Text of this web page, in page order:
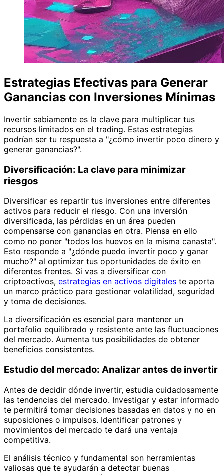
Estrategias Efectivas para Generar
Ganancias con Inversiones Mínimas
Invertir sabiamente es la clave para multiplicar tus
recursos limitados en el trading. Estas estrategias
podrían ser tu respuesta a "¿cómo invertir poco dinero y
generar ganancias?".
Diversificación: La clave para minimizar
riesgos
Diversificar es repartir tus inversiones entre diferentes
activos para reducir el riesgo. Con una inversión
diversificada, las pérdidas en un área pueden
compensarse con ganancias en otra. Piensa en ello
como no poner "todos los huevos en la misma canasta".
Esto responde a "¿dónde puedo invertir poco y ganar
mucho?" al optimizar tus oportunidades de éxito en
diferentes frentes. Si vas a diversificar con
criptoactivos, estrategias en activos digitales te aporta
un marco práctico para gestionar volatilidad, seguridad
y toma de decisiones.
La diversificación es esencial para mantener un
portafolio equilibrado y resistente ante las fluctuaciones
del mercado. Aumenta tus posibilidades de obtener
beneficios consistentes.
Estudio del mercado: Analizar antes de invertir
Antes de decidir dónde invertir, estudia cuidadosamente
las tendencias del mercado. Investigar y estar informado
te permitirá tomar decisiones basadas en datos y no en
suposiciones o impulsos. Identificar patrones y
movimientos del mercado te dará una ventaja
competitiva.
El análisis técnico y fundamental son herramientas
valiosas que te ayudarán a detectar buenas